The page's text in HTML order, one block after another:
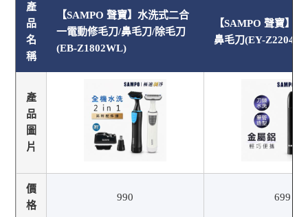
產
品
名
稱
【SAMPO 聲寶】水洗式二合
一電動修毛刀/鼻毛刀/除毛刀
(EB-Z1802WL)
【SAMPO 聲寶】
鼻毛刀(EY-Z2204L)
產
品
圖
片
價
格
990 699